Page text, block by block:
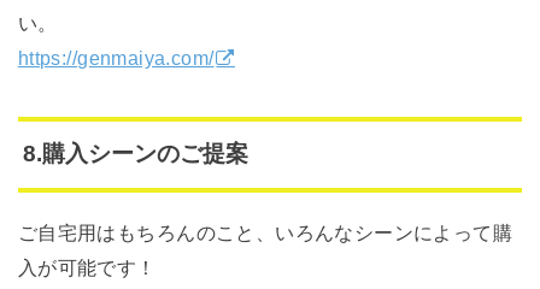
い。
https://genmaiya.com/
8.購入シーンのご提案
ご自宅用はもちろんのこと、いろんなシーンによって購
入が可能です！